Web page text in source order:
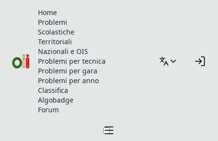
Home
Problemi
Scolastiche
Territoriali
Nazionali e OIS
Problemi per tecnica
Problemi per gara
Problemi per anno
Classifica
Algobadge
Forum